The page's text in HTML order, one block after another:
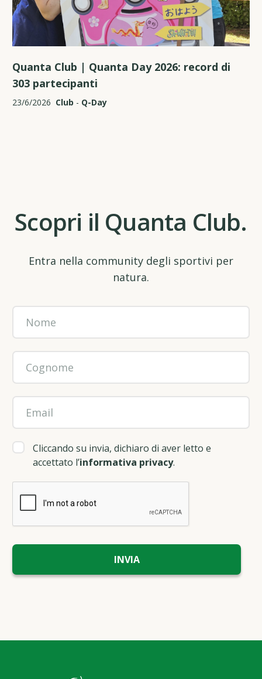
Quanta Club | Quanta Day 2026: record di
303 partecipanti
23/6/2026 Club - Q-Day
Scopri il Quanta Club.
Entra nella community degli sportivi per
natura.
Cliccando su invia, dichiaro di aver letto e
accettato l’informativa privacy.